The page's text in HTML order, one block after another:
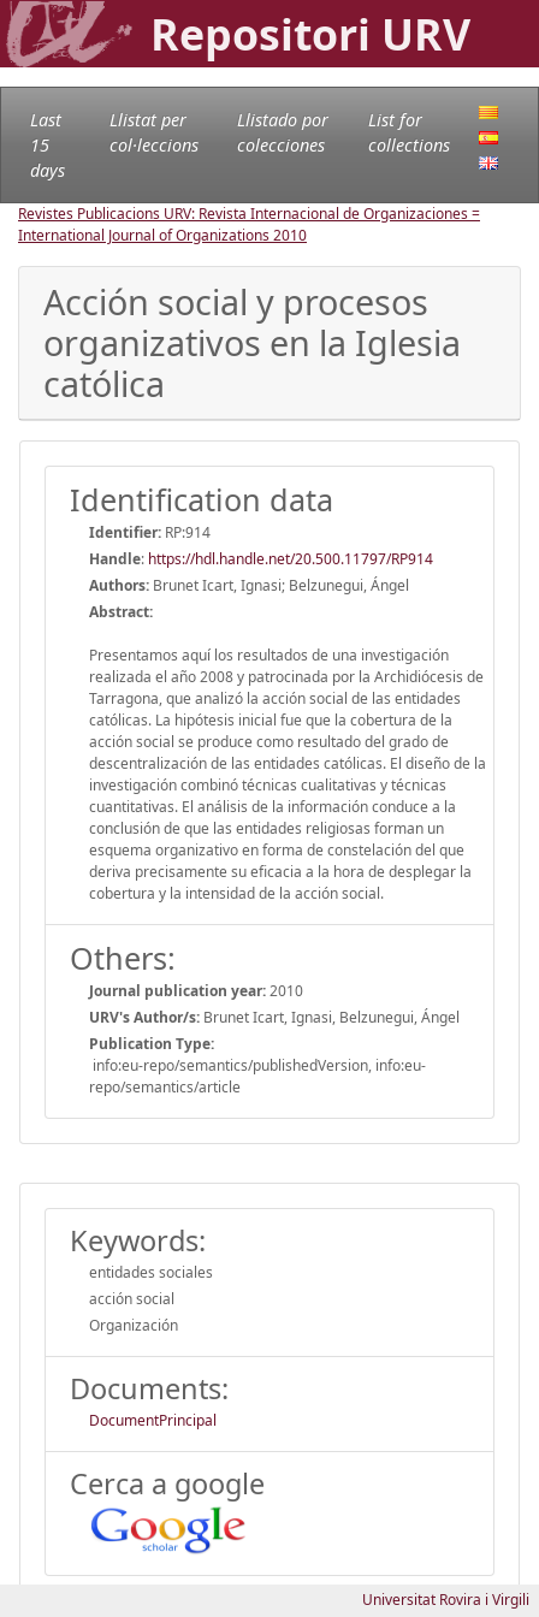
Repositori URV
Last
15
days
Llistat per
col·leccions
Llistado por
colecciones
List for
collections
Revistes Publicacions URV: Revista Internacional de Organizaciones =
International Journal of Organizations2010
Acción social y procesos
organizativos en la Iglesia
católica
Identification data
Identifier: RP:914
Handle: https://hdl.handle.net/20.500.11797/RP914
Authors: Brunet Icart, Ignasi; Belzunegui, Ángel
Abstract:
Presentamos aquí los resultados de una investigación
realizada el año 2008 y patrocinada por la Archidiócesis de
Tarragona, que analizó la acción social de las entidades
católicas. La hipótesis inicial fue que la cobertura de la
acción social se produce como resultado del grado de
descentralización de las entidades católicas. El diseño de la
investigación combinó técnicas cualitativas y técnicas
cuantitativas. El análisis de la información conduce a la
conclusión de que las entidades religiosas forman un
esquema organizativo en forma de constelación del que
deriva precisamente su eficacia a la hora de desplegar la
cobertura y la intensidad de la acción social.
Others:
Journal publication year:2010
URV's Author/s: Brunet Icart, Ignasi, Belzunegui, Ángel
Publication Type:
info:eu-repo/semantics/publishedVersion, info:eu-
repo/semantics/article
Keywords:
entidades sociales
acción social
Organización
Documents:
DocumentPrincipal
Cerca a google
Universitat Rovira i Virgili